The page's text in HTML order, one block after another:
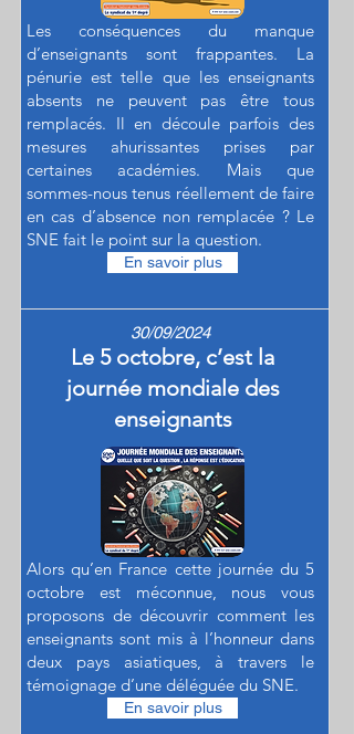
Les conséquences du manque
d’enseignants sont frappantes. La
pénurie est telle que les enseignants
absents ne peuvent pas être tous
remplacés. Il en découle parfois des
mesures ahurissantes prises par
certaines académies. Mais que
sommes-nous tenus réellement de faire
en cas d’absence non remplacée ? Le
SNE fait le point sur la question.
En savoir plus
30/09/2024
Le 5 octobre, c’est la
journée mondiale des
enseignants
Alors qu’en France cette journée du 5
octobre est méconnue, nous vous
proposons de découvrir comment les
enseignants sont mis à l’honneur dans
deux pays asiatiques, à travers le
témoignage d’une déléguée du SNE.
En savoir plus